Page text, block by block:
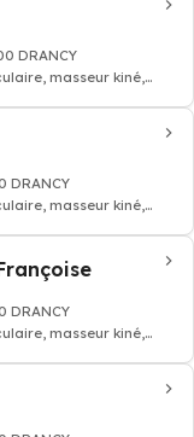
DRANCY
masseur kiné,
DRANCY
masseur kiné,
DRANCY
masseur kiné,